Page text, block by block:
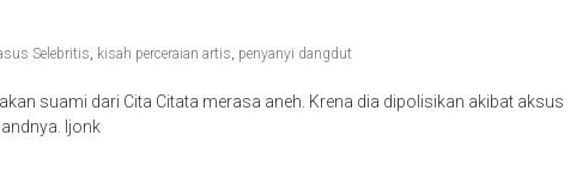
Selebritis, kisah perceraian artis, penyanyi dangdut
suami dari Cita Citata merasa aneh. Krena dia dipolisikan akibat aksus
Ijonk